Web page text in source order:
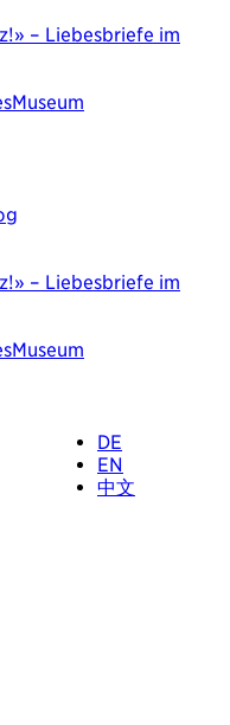
Bilderchronik
Ursula Wolf
Bilderchronik
Ursula Wolf
DE
EN
中文